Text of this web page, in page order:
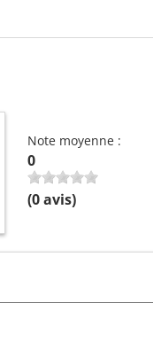
Note moyenne :
0
(0avis)